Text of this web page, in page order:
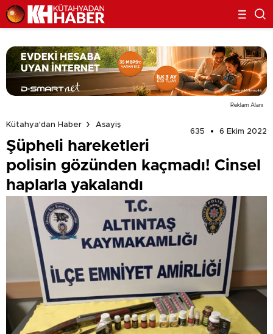
Reklam Alanı
Kütahya'dan Haber
Asayiş
635
6 Ekim 2022
Şüpheli hareketleri
polisin gözünden kaçmadı! Cinsel
haplarla yakalandı